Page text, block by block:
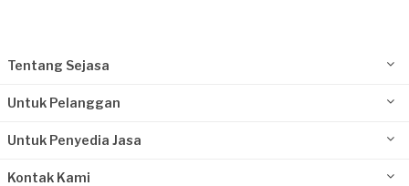
Tentang Sejasa
Untuk Pelanggan
Untuk Penyedia Jasa
Kontak Kami